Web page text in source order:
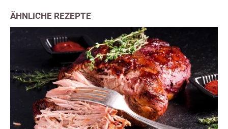
ÄHNLICHE REZEPTE